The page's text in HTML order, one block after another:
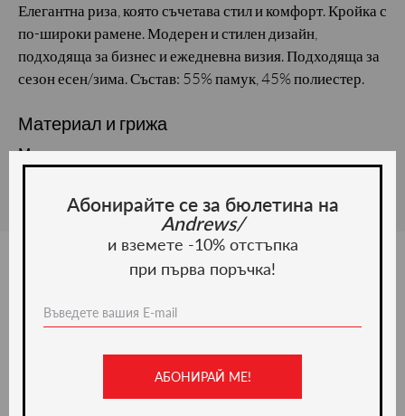
Елегантна риза, която съчетава стил и комфорт. Кройка с
по-широки рамене. Модерен и стилен дизайн,
подходяща за бизнес и ежедневна визия. Подходяща за
сезон есен/зима. Състав: 55% памук, 45% полиестер.
Материал и грижа
Материал:
Ние препоръчваме
Абонирайте се за бюлетина на
Andrews/
и вземете -10% отстъпка
при първа поръчка!
АБОНИРАЙ МЕ!